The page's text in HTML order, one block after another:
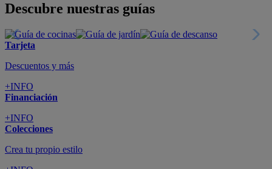
Descubre nuestras guías
Tarjeta
Descuentos y más
+INFO
Financiación
+INFO
Colecciones
Crea tu propio estilo